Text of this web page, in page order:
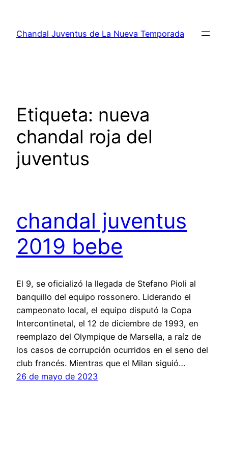
contenido
Chandal Juventus de La Nueva Temporada
Etiqueta: nueva
chandal roja del
juventus
chandal juventus
2019 bebe
El 9, se oficializó la llegada de Stefano Pioli al
banquillo del equipo rossonero. Liderando el
campeonato local, el equipo disputó la Copa
Intercontinetal, el 12 de diciembre de 1993, en
reemplazo del Olympique de Marsella, a raíz de
los casos de corrupción ocurridos en el seno del
club francés. Mientras que el Milan siguió…
26 de mayo de 2023